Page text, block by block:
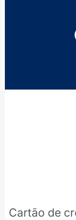
Cartão de